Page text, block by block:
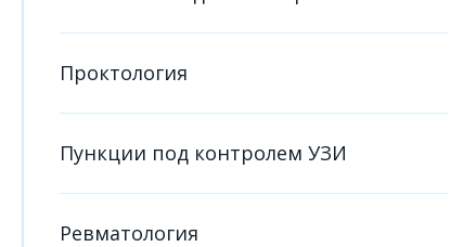
Проктология
Пункции под контролем УЗИ
Ревматология